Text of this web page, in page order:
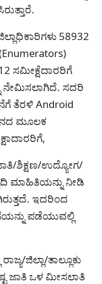
58932
ಸಮೀಕ್ಷೆದಾರರಿಗೆ
ನೇಮಿಸಲಾಗಿದೆ. ಸದರಿ
ತೆರಳಿ Android
ಮೂಲಕ
ಶಿಕ್ಷಣ/ಉದ್ಯೋಗ/
ಮಾಹಿತಿಯನ್ನು ನೀಡಿ
ಇದರಿಂದ
ಪಡೆಯುವಲ್ಲಿ
ಜಿಲ್ಲಾ/ತಾಲ್ಲೂಕು
ಜಾತಿ ಒಳ ಮೀಸಲಾತಿ